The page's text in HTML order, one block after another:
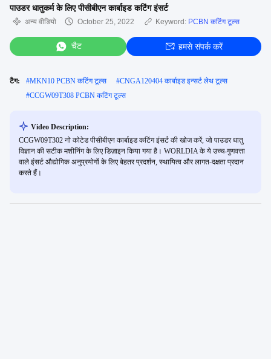
पाउडर धातुकर्म के लिए पीसीबीएन कार्बाइड कटिंग इंसर्ट
अन्य वीडियो October 25, 2022 Keyword: PCBN कटिंग टूल्स
चैट हमसे संपर्क करें
टैग: #MKN10 PCBN कटिंग टूल्स #CNGA120404 कार्बाइड इन्सर्ट लेथ टूल्स
#CCGW09T308 PCBN कटिंग टूल्स
Video Description:
CCGW09T302 नो कोटेड पीसीबीएन कार्बाइड कटिंग इंसर्ट की खोज करें, जो पाउडर धातु
विज्ञान की सटीक मशीनिंग के लिए डिज़ाइन किया गया है। WORLDIA के ये उच्च-गुणवत्ता
वाले इंसर्ट औद्योगिक अनुप्रयोगों के लिए बेहतर प्रदर्शन, स्थायित्व और लागत-दक्षता प्रदान
करते हैं।